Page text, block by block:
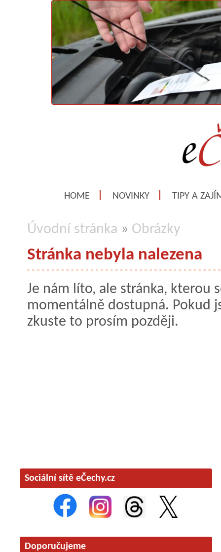
HOME NOVINKY TIPY A
Úvodní stránka » Obrázky
Stránka nebyla nalezena
Je nám líto, ale stránka, kterou
momentálně dostupná. Pokud
zkuste to prosím později.
Sociální sítě eČechy.cz
Doporučujeme